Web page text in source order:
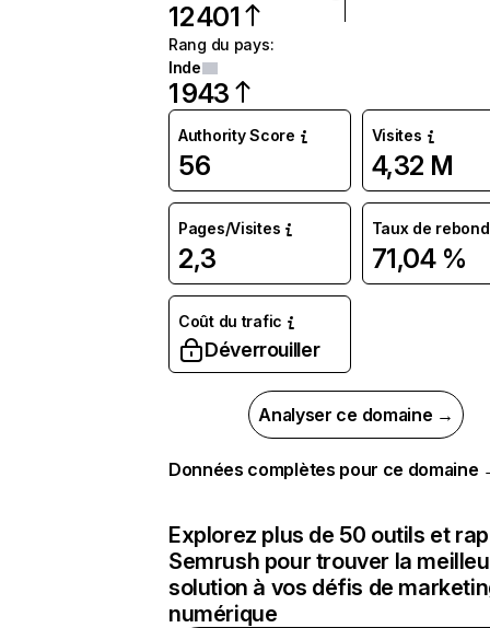
12 401
Rang du pays:
Inde
1 943
Authority Score
56
Visites
4,32 M
Pages/Visites
2,3
Taux de rebond
71,04 %
Coût du trafic
Déverrouiller
Analyser ce domaine →
Données complètes pour ce domaine
Explorez plus de 50 outils et
Semrush pour trouver la
solution à vos défis de
numérique